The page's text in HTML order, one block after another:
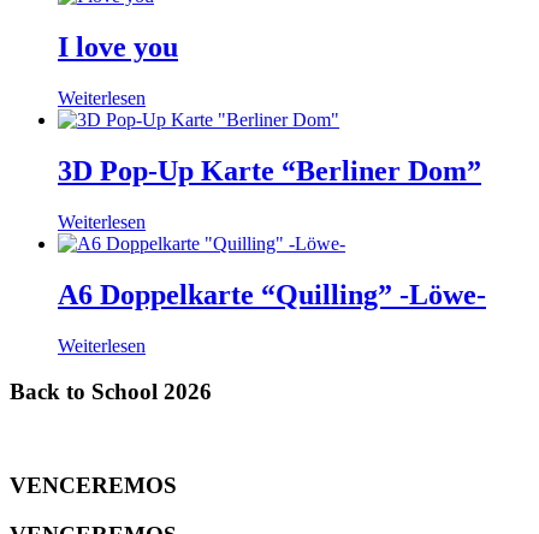
I love you
Weiterlesen
3D Pop-Up Karte “Berliner Dom”
Weiterlesen
A6 Doppelkarte “Quilling” -Löwe-
Weiterlesen
Back to School 2026
VENCEREMOS